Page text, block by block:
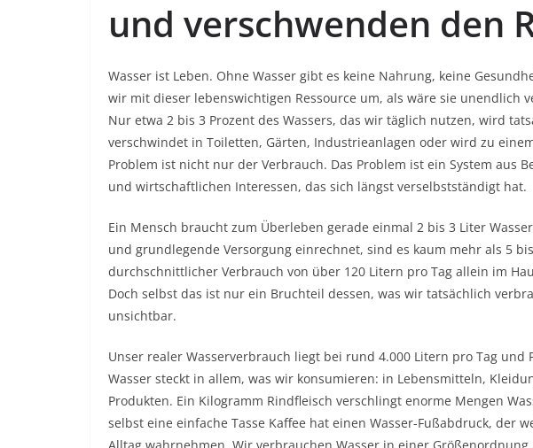
und verschwenden den
Wasser ist Leben. Ohne Wasser gibt es keine Nahrung, keine
wir mit dieser lebenswichtigen Ressource um, als wäre sie unendlich
Nur etwa 2 bis 3 Prozent des Wassers, das wir täglich nutzen, wird
verschwindet in Toiletten, Gärten, Industrieanlagen oder wird zu
Problem ist nicht nur der Verbrauch. Das Problem ist ein System aus
und wirtschaftlichen Interessen, das sich längst verselbstständigt hat.
Ein Mensch braucht zum Überleben gerade einmal 2 bis 3 Liter
und grundlegende Versorgung einrechnet, sind es kaum mehr als 5
durchschnittlicher Verbrauch von über 120 Litern pro Tag allein im
Doch selbst das ist nur ein Bruchteil dessen, was wir tatsächlich
unsichtbar.
Unser realer Wasserverbrauch liegt bei rund 4.000 Litern pro Tag und
Wasser steckt in allem, was wir konsumieren: in Lebensmitteln,
Produkten. Ein Kilogramm Rindfleisch verschlingt enorme Mengen
selbst eine einfache Tasse Kaffee hat einen Wasser-Fußabdruck, der